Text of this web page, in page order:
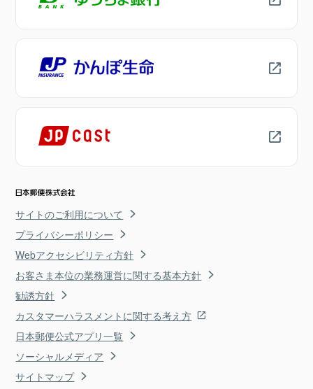
サイトのご利用について
プライバシーポリシー
Webアクセシビリティ方針
お客さま本位の業務運営に関する基本方針
勧誘方針
カスタマーハラスメントに関する考え方
日本郵便公式アプリ一覧
ソーシャルメディア
サイトマップ